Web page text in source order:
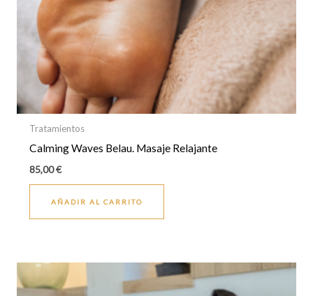
Tratamientos
Calming Waves Belau. Masaje Relajante
85,00€
AÑADIR AL CARRITO
de
precios:
Este
producto